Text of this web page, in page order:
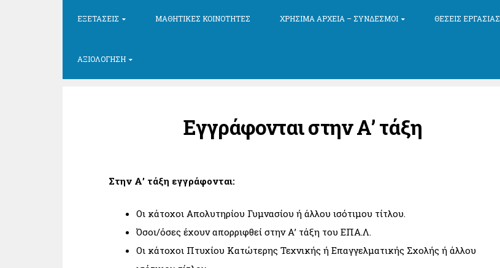
ΕΞΕΤΆΣΕΙΣ ΜΑΘΗΤΙΚΈΣ ΚΟΙΝΌΤΗΤΕΣ ΧΡΉΣΙΜΑ ΑΡΧΕΊΑ – ΣΎΝΔΕΣΜΟΙ ΘΈΣΕΙΣ ΕΡΓΑΣΊΑΣ
ΑΞΙΟΛΌΓΗΣΗ
Εγγράφονται στην Α’ τάξη
Στην Α’ τάξη εγγράφονται:
Οι κάτοχοι Απολυτηρίου Γυμνασίου ή άλλου ισότιμου τίτλου.
Όσοι/όσες έχουν απορριφθεί στην Α’ τάξη του ΕΠΑ.Λ.
Οι κάτοχοι Πτυχίου Κατώτερης Τεχνικής ή Επαγγελματικής Σχολής ή άλλου